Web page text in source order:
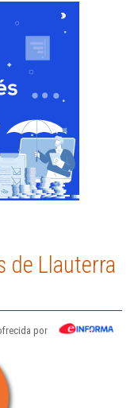
de Llauterra
por